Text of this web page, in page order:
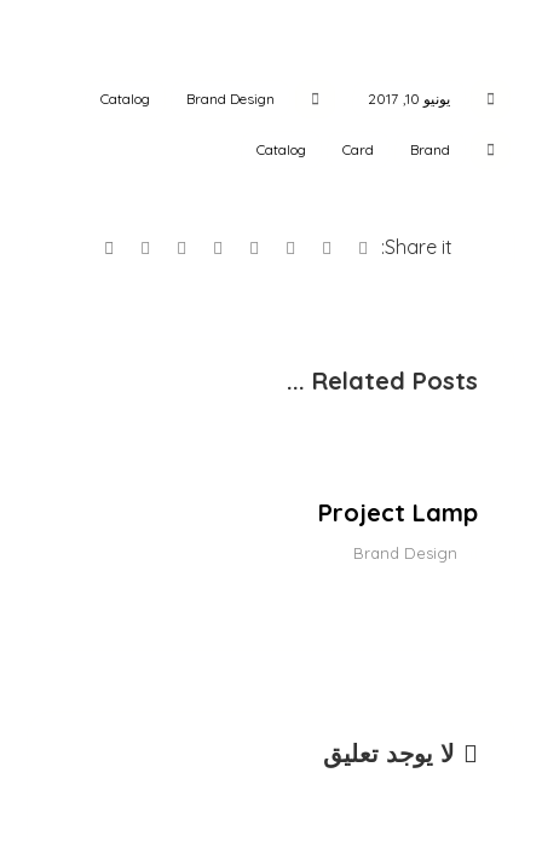
يونيو 10, 2017 Brand Design
Catalog
Brand
Card
Catalog
Related Posts ...
Project Lamp
Brand Design
لا يوجد تعليق